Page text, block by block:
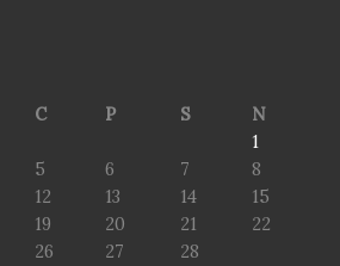
C P S
N
1
5 6 7
8
12 13 14
15
19 20 21
22
26 27 28